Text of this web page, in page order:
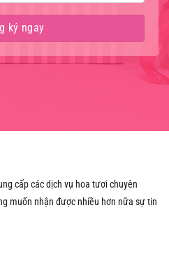
cấp các dịch vụ hoa tươi chuyên
muốn nhận được nhiều hơn nữa sự tin